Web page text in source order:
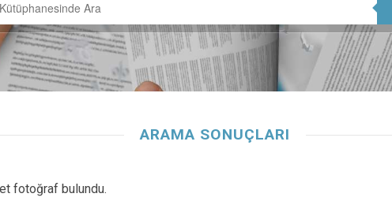
ARAMA SONUÇLARI
fotoğraf bulundu.